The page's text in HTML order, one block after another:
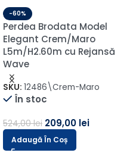
-60%
Perdea Brodata Model
Elegant Crem/Maro
L5m/H2.60m cu Rejansă
Wave
SKU: 12486\Crem-Maro
În stoc
524,00lei 209,00 lei
Adaugă În Coș